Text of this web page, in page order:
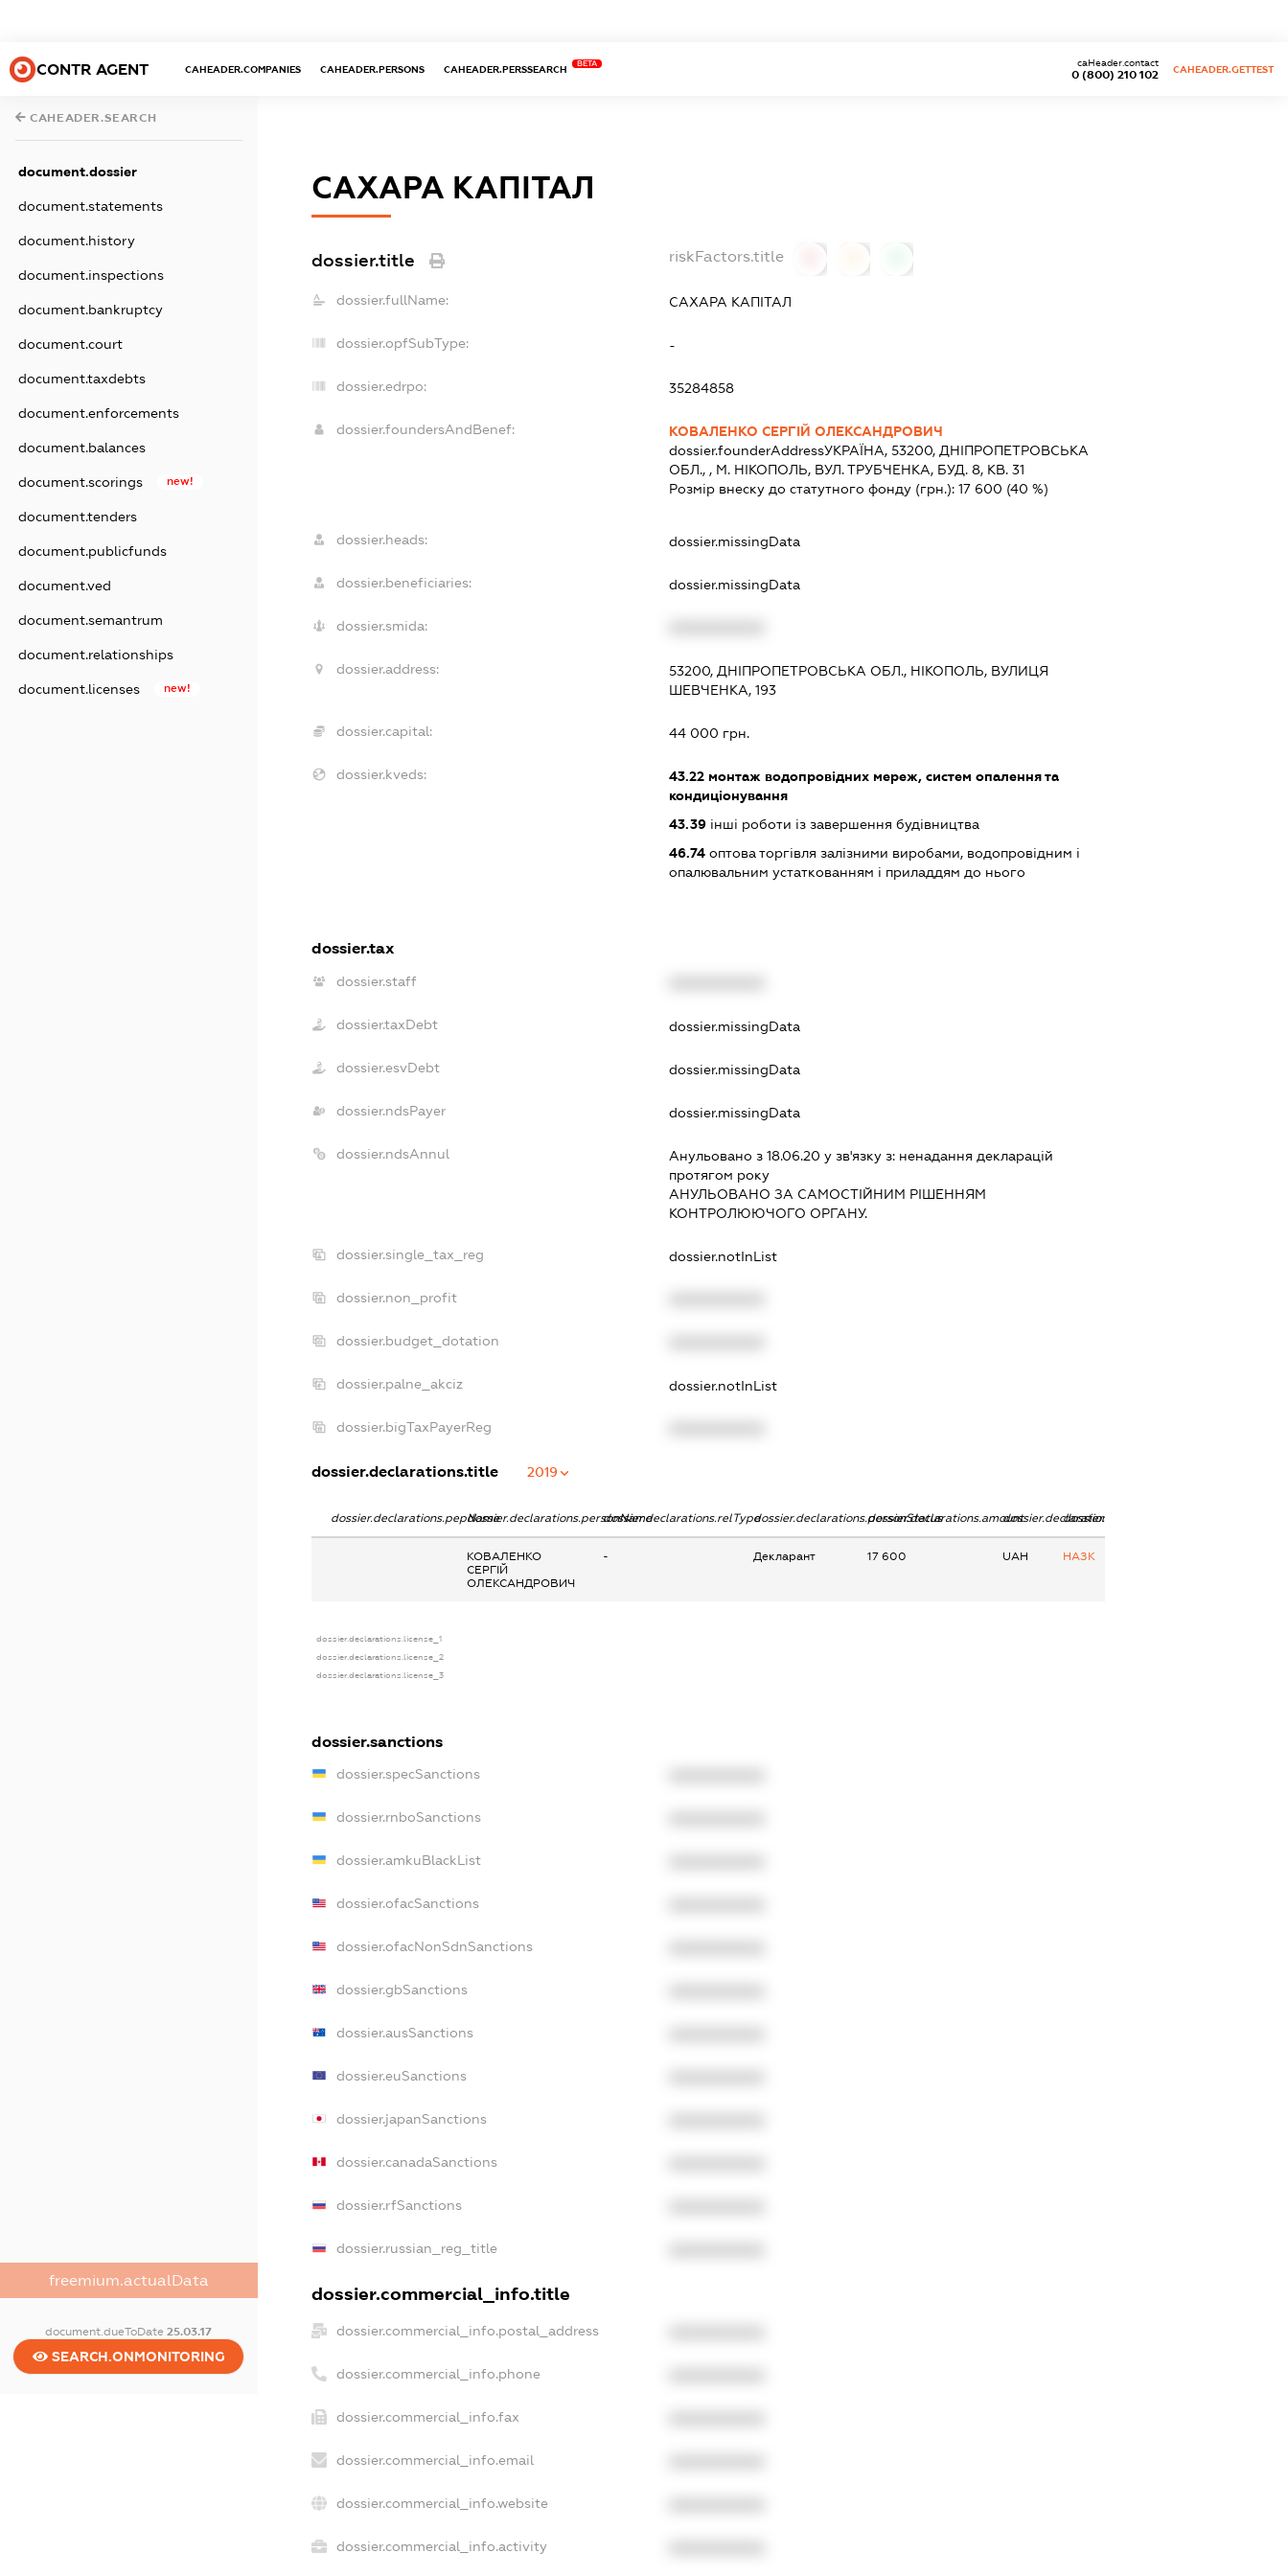
CONTR AGENT CAHEADER.COMPANIES CAHEADER.PERSONS CAHEADER.PERSSEARCH
BETA
0 (800) 210 102
caHeader.contact
CAHEADER.GETTEST
CAHEADER.SEARCH
document.dossier
document.statements
document.history
document.inspections
document.bankruptcy
document.court
document.taxdebts
document.enforcements
document.balances
document.scorings new!
document.tenders
document.publicfunds
document.ved
document.semantrum
document.relationships
document.licenses new!
freemium.actualData
document.dueToDate25.03.17
SEARCH.ONMONITORING
САХАРА КАПІТАЛ
dossier.title riskFactors.title
dossier.fullName: САХАРА КАПІТАЛ
dossier.opfSubType: -
dossier.edrpo: 35284858
dossier.foundersAndBenef:
КОВАЛЕНКО СЕРГІЙ ОЛЕКСАНДРОВИЧ
dossier.founderAddressУКРАЇНА, 53200, ДНIПРОПЕТРОВСЬКА
ОБЛ., , М. НІКОПОЛЬ, ВУЛ. ТРУБЧЕНКА, БУД. 8, КВ. 31
Розмір внеску до статутного фонду (грн.): 17 600 (40 %)
dossier.heads: dossier.missingData
dossier.beneficiaries: dossier.missingData
dossier.smida:
dossier.address:
53200, ДНІПРОПЕТРОВСЬКА ОБЛ., НІКОПОЛЬ, ВУЛИЦЯ
ШЕВЧЕНКА, 193
dossier.capital: 44 000 грн.
dossier.kveds: 43.22монтаж водопровідних мереж, систем опалення та
кондиціонування
43.39інші роботи із завершення будівництва
46.74оптова торгівля залізними виробами, водопровідним і
опалювальним устаткованням і приладдям до нього
dossier.tax
dossier.staff
dossier.taxDebt dossier.missingData
dossier.esvDebt dossier.missingData
dossier.ndsPayer dossier.missingData
dossier.ndsAnnul Анульовано з 18.06.20 у зв'язку з: ненадання декларацiй
протягом року
АНУЛЬОВАНО ЗА САМОСТIЙНИМ РIШЕННЯМ
КОНТРОЛЮЮЧОГО ОРГАНУ.
dossier.single_tax_reg dossier.notInList
dossier.non_profit
dossier.budget_dotation
dossier.palne_akciz dossier.notInList
dossier.bigTaxPayerReg
dossier.declarations.title 2019
dossier.declarations.pepNamedossier.declarations.personNamedossier.declarations.relTypedossier.declarations.personStatusdossier.declarations.amountdossier.declarations.currency
dossier.declarations.source
КОВАЛЕНКО
СЕРГІЙ
ОЛЕКСАНДРОВИЧ
- Декларант 17 600 UAH НАЗК
dossier.declarations.license_1
dossier.declarations.license_2
dossier.declarations.license_3
dossier.sanctions
dossier.specSanctions
dossier.rnboSanctions
dossier.amkuBlackList
dossier.ofacSanctions
dossier.ofacNonSdnSanctions
dossier.gbSanctions
dossier.ausSanctions
dossier.euSanctions
dossier.japanSanctions
dossier.canadaSanctions
dossier.rfSanctions
dossier.russian_reg_title
dossier.commercial_info.title
dossier.commercial_info.postal_address
dossier.commercial_info.phone
dossier.commercial_info.fax
dossier.commercial_info.email
dossier.commercial_info.website
dossier.commercial_info.activity